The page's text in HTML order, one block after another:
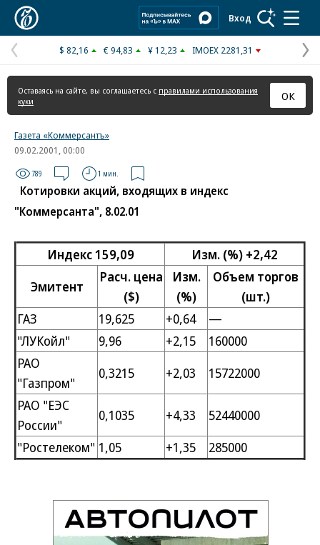
Вход
Предыдущая
страница
$ 82,16 € 94,83 ¥ 12,23 IMOEX 2281,31
Оставаясь на сайте, вы соглашаетесь с правилами использования
куки
ОК
Газета «Коммерсантъ»
09.02.2001, 00:00
789 1 мин.
Котировки акций, входящих в индекс
"Коммерсанта", 8.02.01
Индекс 159,09
Изм. (%) +2,42
Эмитент
Расч. цена
($)
Изм.
(%)
Объем торгов
(шт.)
ГАЗ
19,625 +0,64
—
"ЛУКойл"
9,96 +2,15
160000
РАО
"Газпром"
0,3215 +2,03
15722000
РАО "ЕЭС
России"
0,1035 +4,33
52440000
"Ростелеком" 1,05 +1,35 285000